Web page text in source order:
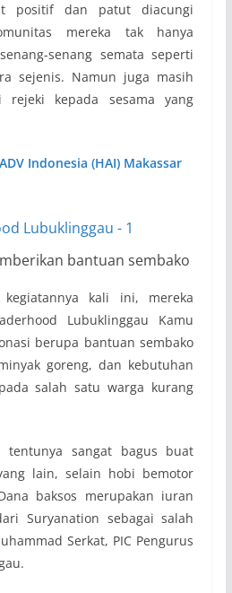
positif dan patut diacungi
mereka tak hanya
senang semata seperti
sejenis. Namun juga masih
kepada sesama yang
Indonesia (HAI) Makassar
bantuan sembako
kegiatannya kali ini, mereka
Lubuklinggau Kamu
berupa bantuan sembako
goreng, dan kebutuhan
salah satu warga kurang
tentunya sangat bagus buat
lain, selain hobi bemotor
baksos merupakan iuran
Suryanation sebagai salah
Serkat, PIC Pengurus